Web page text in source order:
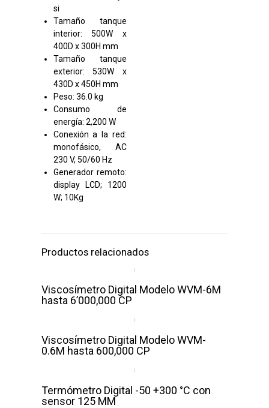
si
Tamaño tanque
interior: 500W x
400D x 300H mm
Tamaño tanque
exterior: 530W x
430D x 450H mm
Peso: 36.0 kg
Consumo de
energía: 2,200 W
Conexión a la red:
monofásico, AC
230 V, 50/60 Hz
Generador remoto:
display LCD; 1200
W; 10Kg
Productos relacionados
Viscosímetro Digital Modelo WVM-6M
hasta 6’000,000 CP
Viscosímetro Digital Modelo WVM-
0.6M hasta 600,000 CP
Termómetro Digital -50 +300 °C con
sensor 125 MM